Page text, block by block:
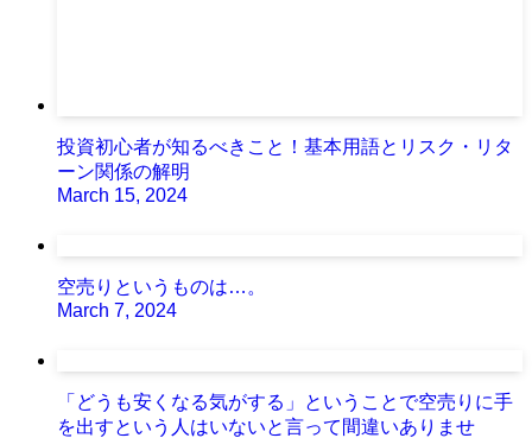
投資初心者が知るべきこと！基本用語とリスク・リタ
ーン関係の解明
March 15, 2024
空売りというものは…。
March 7, 2024
「どうも安くなる気がする」ということで空売りに手
を出すという人はいないと言って間違いありませ